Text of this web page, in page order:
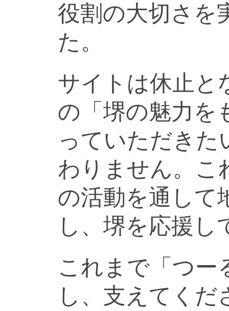
役割の大切さを
た。
サイトは休止と
の「堺の魅力を
っていただきた
わりません。こ
の活動を通して
し、堺を応援し
これまで「つー
し、支えてく